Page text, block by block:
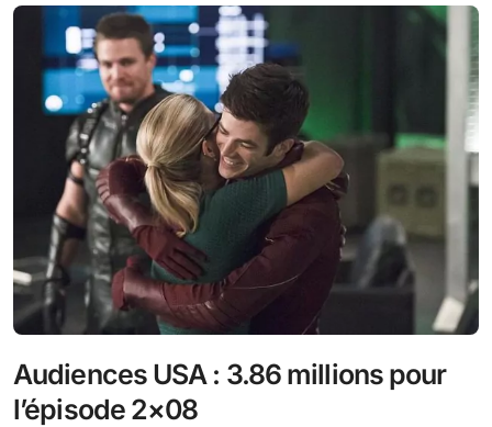
Audiences USA : 3.86 millions pour
l’épisode 2×08